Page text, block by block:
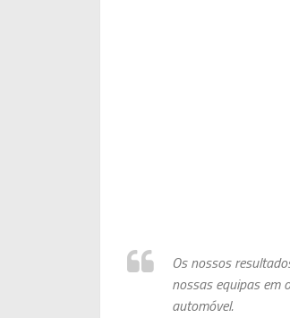
Os nossos
nossas equipas em
automóvel.